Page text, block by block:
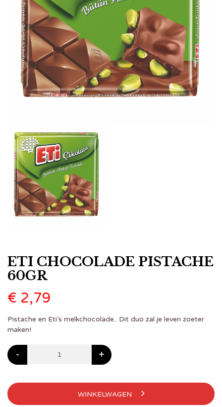
ETI CHOCOLADE PISTACHE
60GR
€ 2,79
Pistache en Eti’s melkchocolade.. Dit duo zal je leven zoeter
maken!
- +
WINKELWAGEN